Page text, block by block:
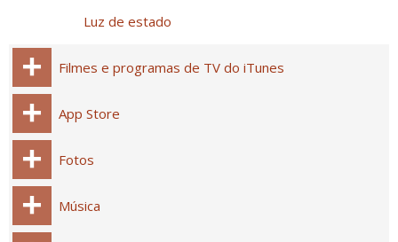
Luz de estado
Filmes e programas de TV do iTunes
App Store
Fotos
Música